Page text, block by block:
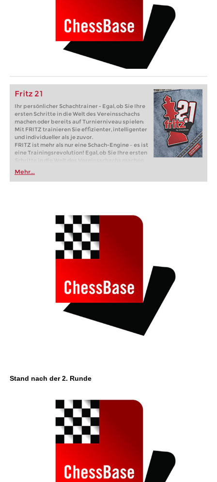
Fritz 21
Ihr persönlicher Schachtrainer - Egal, ob Sie Ihre
ersten Schritte in die Welt des Vereinsschachs
machen oder bereits auf Turnierniveau spielen:
Mit FRITZ trainieren Sie effizienter, intelligenter
und individueller als je zuvor.
FRITZ ist mehr als nur eine Schach-Engine – es ist
eine Trainingsrevolution! Egal, ob Sie Ihre ersten
Schritte in die Welt des Vereinsschachs machen
oder bereits auf Turnierniveau spielen: Mit
FRITZ trainieren Sie effizienter, intelligenter und
individueller als je zuvor.
Mehr...
Stand nach der 2. Runde